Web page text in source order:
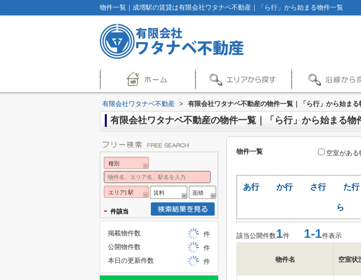
物件一覧｜成増駅の賃貸は有限会社ワタナベ不動産｜「ら行」から始まる物件一覧
有限会社ワタナベ不動産 > 有限会社ワタナベ不動産の物件一覧｜「ら行」から始まる
有限会社ワタナベ不動産の物件一覧｜「ら行」から始まる物
物件一覧
空室があ
あ行 か行 さ行 た行
ら
該当公開件数1件 1-1件表示
物件名 空室状
種別
エリア| 駅 賃料 面積
- 件該当
掲載物件数
件
公開物件数
件
本日の更新件数
件